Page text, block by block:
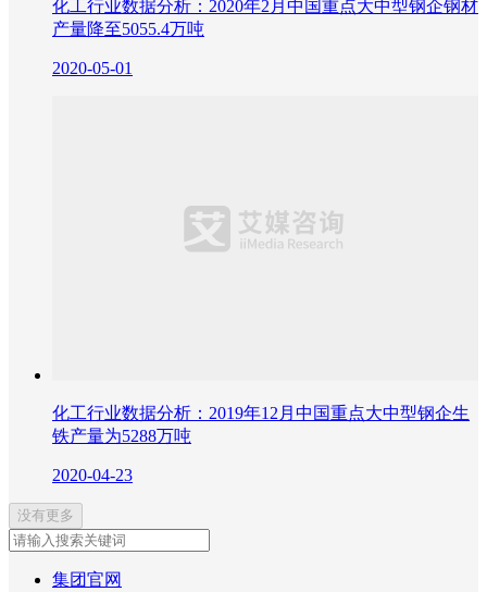
化工行业数据分析：2020年2月中国重点大中型钢企钢材
产量降至5055.4万吨
2020-05-01
化工行业数据分析：2019年12月中国重点大中型钢企生
铁产量为5288万吨
2020-04-23
没有更多
集团官网